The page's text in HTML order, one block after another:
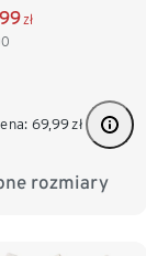
zł
69,99zł
rozmiary
98/104